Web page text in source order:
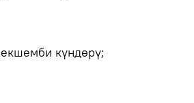
күндөрү;